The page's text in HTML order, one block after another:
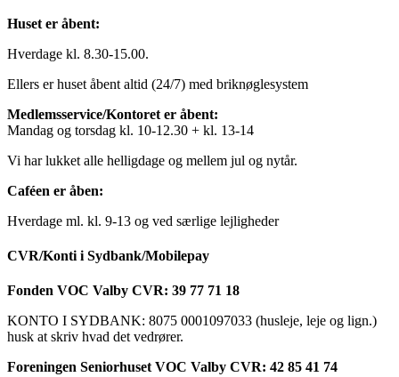
Huset er åbent:
Hverdage kl. 8.30-15.00.
Ellers er huset åbent altid (24/7) med briknøglesystem
Medlemsservice/Kontoret er åbent:
Mandag og torsdag kl. 10-12.30 + kl. 13-14
Vi har lukket alle helligdage og mellem jul og nytår.
Caféen er åben:
Hverdage ml. kl. 9-13 og ved særlige lejligheder
CVR/Konti i Sydbank/Mobilepay
Fonden VOC Valby CVR: 39 77 71 18
KONTO I SYDBANK: 8075 0001097033 (husleje, leje og lign.)
husk at skriv hvad det vedrører.
Foreningen Seniorhuset VOC Valby CVR: 42 85 41 74